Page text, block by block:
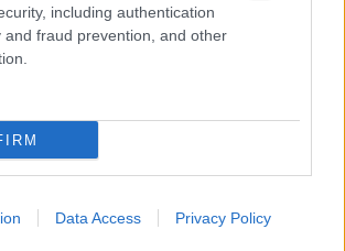
including authentication
and fraud prevention, and other
Data Access Privacy Policy
τα απολογιστικά κέρδη προ
όπως προκύπτει
που συμπεριλαμβάνονταν
δηλώσεις δεσμεύσεων των